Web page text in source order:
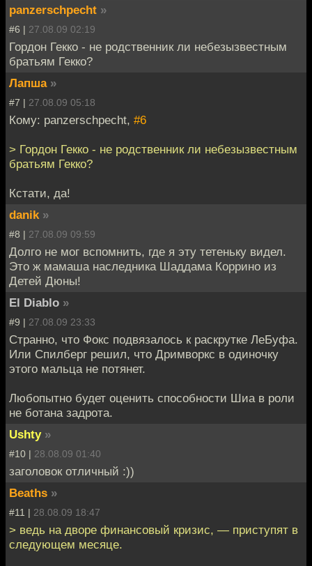
panzerschpecht »
#6 | 27.08.09 02:19
Гордон Гекко - не родственник ли небезызвестным
братьям Гекко?
Лапша »
#7 | 27.08.09 05:18
Кому: panzerschpecht, #6
> Гордон Гекко - не родственник ли небезызвестным
братьям Гекко?
Кстати, да!
danik »
#8 | 27.08.09 09:59
Долго не мог вспомнить, где я эту тетеньку видел.
Это ж мамаша наследника Шаддама Коррино из
Детей Дюны!
El Diablo »
#9 | 27.08.09 23:33
Странно, что Фокс подвязалось к раскрутке ЛеБуфа.
Или Спилберг решил, что Дримворкс в одиночку
этого мальца не потянет.
Любопытно будет оценить способности Шиа в роли
не ботана задрота.
Ushty »
#10 | 28.08.09 01:40
заголовок отличный :))
Beaths »
#11 | 28.08.09 18:47
> ведь на дворе финансовый кризис, — приступят в
следующем месяце.